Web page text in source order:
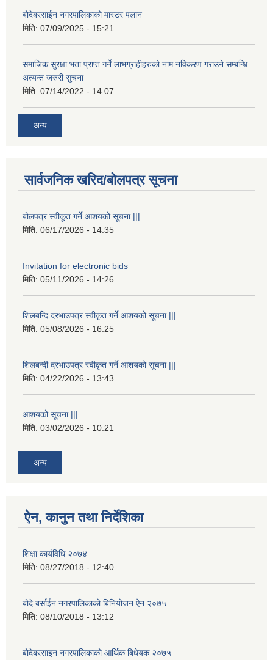
बोदेबरसाईन नगरपालिकाको मास्टर पलान
मिति: 07/09/2025 - 15:21
समाजिक सुरक्षा भता प्राप्त गर्ने लाभग्राहीहरुको नाम नविकरण गराउने सम्बन्धि
अत्यन्त जरुरी सुचना
मिति: 07/14/2022 - 14:07
अन्य
सार्वजनिक खरिद/बोलपत्र सूचना
बोलपत्र स्वीकूत गर्ने आशयको सूचना |||
मिति: 06/17/2026 - 14:35
Invitation for electronic bids
मिति: 05/11/2026 - 14:26
शिलबन्दि दरभाउपत्र स्वीकृत गर्ने आशयको सूचना |||
मिति: 05/08/2026 - 16:25
शिलबन्दी दरभाउपत्र स्वीकृत गर्ने आशयको सूचना |||
मिति: 04/22/2026 - 13:43
आशयको सूचना |||
मिति: 03/02/2026 - 10:21
अन्य
ऐन, कानुन तथा निर्देशिका
शिक्षा कार्यविधि २०७४
मिति: 08/27/2018 - 12:40
बोदे बर्साईन नगरपालिकाको बिनियोजन ऐन २०७५
मिति: 08/10/2018 - 13:12
बोदेबरसाइन नगरपालिकाको आर्थिक बिधेयक २०७५